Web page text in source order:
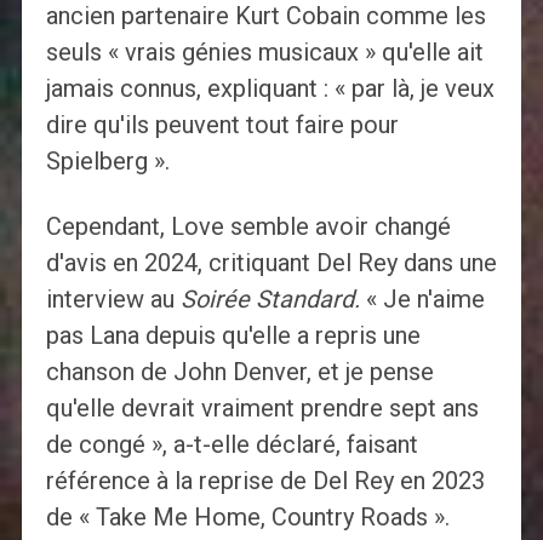
ancien partenaire Kurt Cobain comme les
seuls « vrais génies musicaux » qu'elle ait
jamais connus, expliquant : « par là, je veux
dire qu'ils peuvent tout faire pour
Spielberg ».
Cependant, Love semble avoir changé
d'avis en 2024, critiquant Del Rey dans une
interview au Soirée Standard. « Je n'aime
pas Lana depuis qu'elle a repris une
chanson de John Denver, et je pense
qu'elle devrait vraiment prendre sept ans
de congé », a-t-elle déclaré, faisant
référence à la reprise de Del Rey en 2023
de « Take Me Home, Country Roads ».